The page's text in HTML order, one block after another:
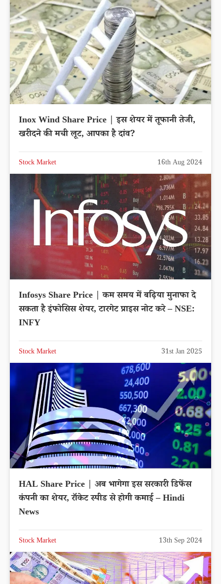
Inox Wind Share Price | इस शेयर में तूफानी तेजी,
खरीदने की मची लूट, आपका है दांव?
Stock Market 16th Aug 2024
Infosys Share Price | कम समय में बढ़िया मुनाफा दे
सकता है इंफोसिस शेयर, टारगेट प्राइस नोट करे – NSE:
INFY
Stock Market 31st Jan 2025
HAL Share Price | अब भागेगा इस सरकारी डिफेंस
कंपनी का शेयर, रॉकेट स्पीड से होगी कमाई – Hindi
News
Stock Market 13th Sep 2024